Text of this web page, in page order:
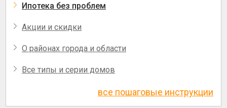
Ипотека без проблем
Акции и скидки
О районах города и области
Все типы и серии домов
все пошаговые инструкции